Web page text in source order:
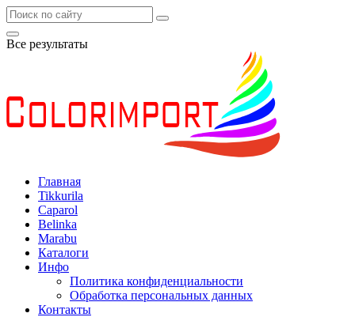
Все результаты
Главная
Tikkurila
Caparol
Belinka
Marabu
Каталоги
Инфо
Политика конфиденциальности
Обработка персональных данных
Контакты